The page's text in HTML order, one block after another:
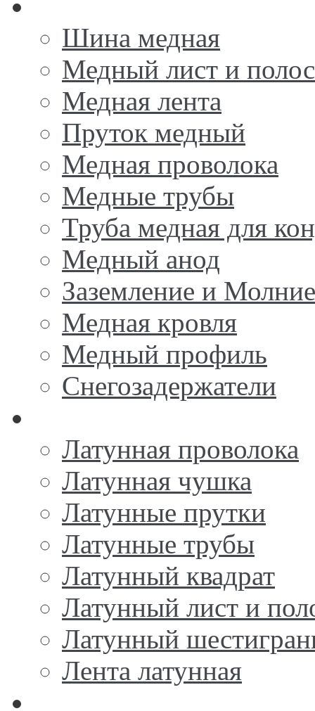
Шина медная
Медный лист и
Медная лента
Пруток медный
Медная проволока
Медные трубы
Труба медная для
Медный анод
Заземление и
Медная кровля
Медный профиль
Снегозадержатели
Латунная проволока
Латунная чушка
Латунные прутки
Латунные трубы
Латунный квадрат
Латунный лист и
Латунный
Лента латунная